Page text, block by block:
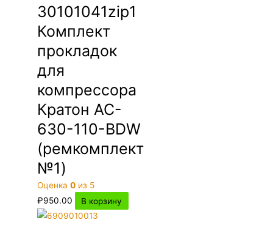
30101041zip1
Комплект
прокладок
для
компрессора
Кратон AC-
630-110-BDW
(ремкомплект
№1)
Оценка0 из 5
₽950.00 В корзину